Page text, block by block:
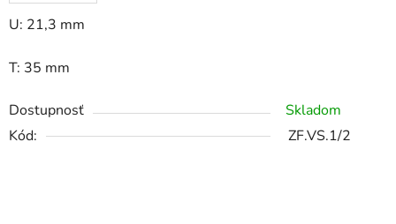
U: 21,3 mm
T: 35 mm
Dostupnosť
Skladom
Kód:
ZF.VS.1/2